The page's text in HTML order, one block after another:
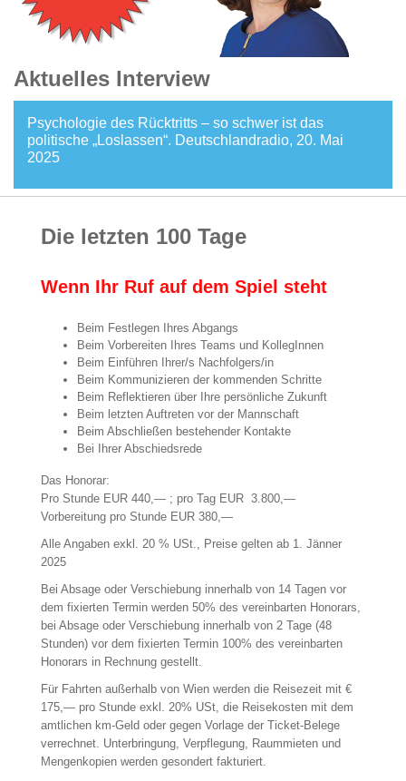
Aktuelles Interview
Psychologie des Rücktritts – so schwer ist das
politische „Loslassen“. Deutschlandradio, 20. Mai
2025
Die letzten 100 Tage
Wenn Ihr Ruf auf dem Spiel steht
Beim Festlegen Ihres Abgangs
Beim Vorbereiten Ihres Teams und KollegInnen
Beim Einführen Ihrer/s Nachfolgers/in
Beim Kommunizieren der kommenden Schritte
Beim Reflektieren über Ihre persönliche Zukunft
Beim letzten Auftreten vor der Mannschaft
Beim Abschließen bestehender Kontakte
Bei Ihrer Abschiedsrede
Das Honorar:
Pro Stunde EUR 440,— ; pro Tag EUR 3.800,—
Vorbereitung pro Stunde EUR 380,—
Alle Angaben exkl. 20 % USt., Preise gelten ab 1. Jänner
2025
Bei Absage oder Verschiebung innerhalb von 14 Tagen vor
dem fixierten Termin werden 50% des vereinbarten Honorars,
bei Absage oder Verschiebung innerhalb von 2 Tage (48
Stunden) vor dem fixierten Termin 100% des vereinbarten
Honorars in Rechnung gestellt.
Für Fahrten außerhalb von Wien werden die Reisezeit mit €
175,— pro Stunde exkl. 20% USt, die Reisekosten mit dem
amtlichen km-Geld oder gegen Vorlage der Ticket-Belege
verrechnet. Unterbringung, Verpflegung, Raummieten und
Mengenkopien werden gesondert fakturiert.